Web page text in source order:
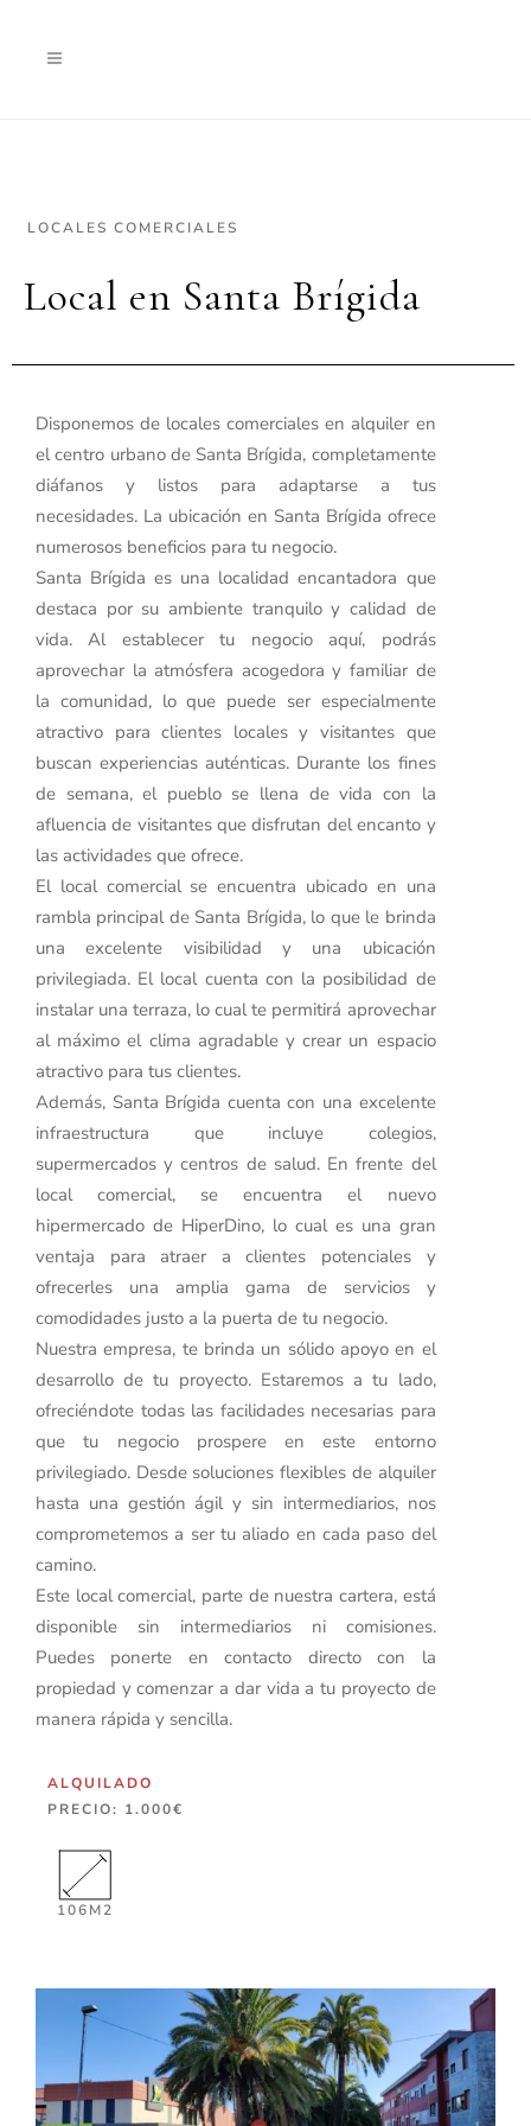
LOCALES COMERCIALES
Local en Santa Brígida
Disponemos de locales comerciales en alquiler en
el centro urbano de Santa Brígida, completamente
diáfanos y listos para adaptarse a tus
necesidades. La ubicación en Santa Brígida ofrece
numerosos beneficios para tu negocio.
Santa Brígida es una localidad encantadora que
destaca por su ambiente tranquilo y calidad de
vida. Al establecer tu negocio aquí, podrás
aprovechar la atmósfera acogedora y familiar de
la comunidad, lo que puede ser especialmente
atractivo para clientes locales y visitantes que
buscan experiencias auténticas. Durante los fines
de semana, el pueblo se llena de vida con la
afluencia de visitantes que disfrutan del encanto y
las actividades que ofrece.
El local comercial se encuentra ubicado en una
rambla principal de Santa Brígida, lo que le brinda
una excelente visibilidad y una ubicación
privilegiada. El local cuenta con la posibilidad de
instalar una terraza, lo cual te permitirá aprovechar
al máximo el clima agradable y crear un espacio
atractivo para tus clientes.
Además, Santa Brígida cuenta con una excelente
infraestructura que incluye colegios,
supermercados y centros de salud. En frente del
local comercial, se encuentra el nuevo
hipermercado de HiperDino, lo cual es una gran
ventaja para atraer a clientes potenciales y
ofrecerles una amplia gama de servicios y
comodidades justo a la puerta de tu negocio.
Nuestra empresa, te brinda un sólido apoyo en el
desarrollo de tu proyecto. Estaremos a tu lado,
ofreciéndote todas las facilidades necesarias para
que tu negocio prospere en este entorno
privilegiado. Desde soluciones flexibles de alquiler
hasta una gestión ágil y sin intermediarios, nos
comprometemos a ser tu aliado en cada paso del
camino.
Este local comercial, parte de nuestra cartera, está
disponible sin intermediarios ni comisiones.
Puedes ponerte en contacto directo con la
propiedad y comenzar a dar vida a tu proyecto de
manera rápida y sencilla.
ALQUILADO
PRECIO: 1.000€
106M2